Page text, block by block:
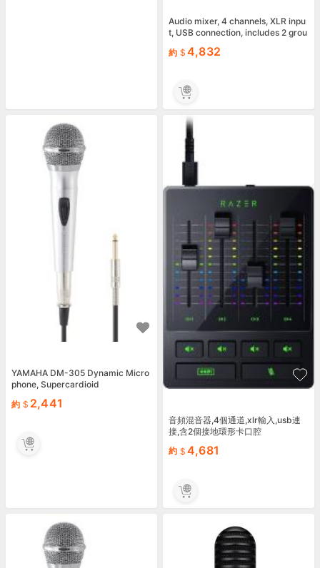
Audio mixer, 4 channels, XLR inpu
t, USB connection, includes 2 grou
約 4,832
YAMAHA DM-305 Dynamic Micro
phone, Supercardioid
約
2,441
音頻混音器,4個通道,xlr輸入,usb連
接,含2個接地環形卡口腔
約
4,681